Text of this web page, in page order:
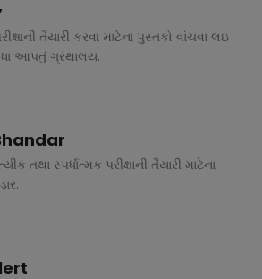
તૈયારી કરવા માટેના પુસ્તકો વાંચવા લઇ
આપતું ગ્રંથાલય.
તથા સ્પર્ધાત્મક પરીક્ષાની તૈયારી માટેના